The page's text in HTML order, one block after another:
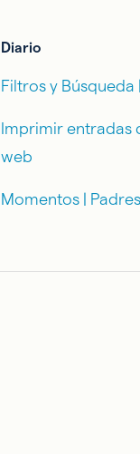
Diario
Filtros y Búsqueda
Imprimir entradas
web
Momentos |